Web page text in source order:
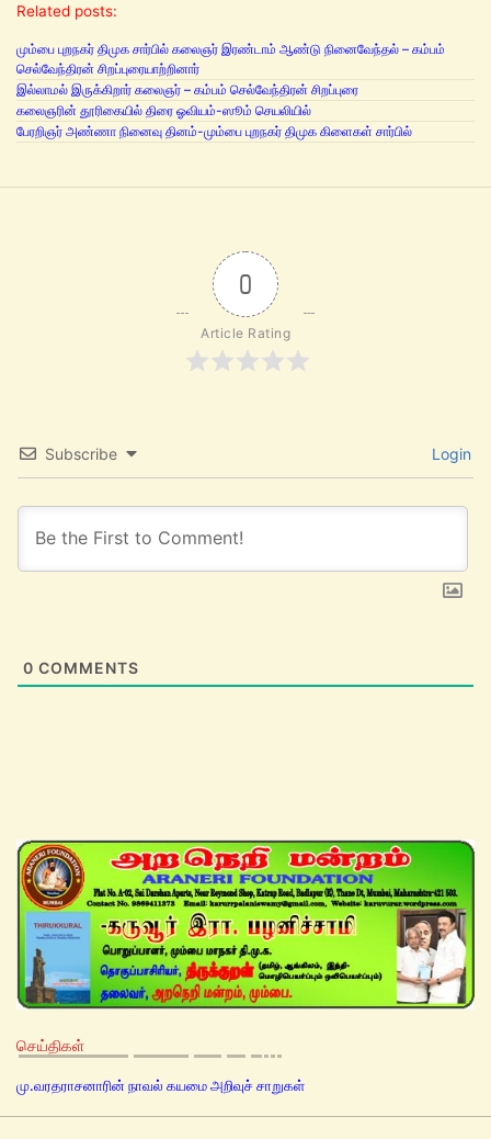
Related posts:
மும்பை புறநகர் திமுக சார்பில் கலைஞர் இரண்டாம் ஆண்டு நினைவேந்தல் – கம்பம்
செல்வேந்திரன் சிறப்புரையாற்றினார்
இல்லாமல் இருக்கிறார் கலைஞர் – கம்பம் செல்வேந்திரன் சிறப்புரை
கலைஞரின் தூரிகையில் திரை ஓவியம்-ஸூம் செயலியில்
பேரறிஞர் அண்ணா நினைவு தினம்-மும்பை புறநகர் திமுக கிளைகள் சார்பில்
0
Article Rating
Subscribe Login
0 COMMENTS
செய்திகள்
மு.வரதராசனாரின் நாவல் கயமை அறிவுச் சாறுகள்